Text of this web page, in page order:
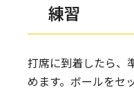
練習
打席に到着したら、
めます。ボールをセ